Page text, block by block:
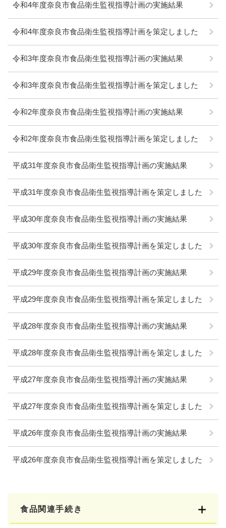
令和4年度奈良市食品衛生監視指導計画の実施結果
令和4年度奈良市食品衛生監視指導計画を策定しました
令和3年度奈良市食品衛生監視指導計画の実施結果
令和3年度奈良市食品衛生監視指導計画を策定しました
令和2年度奈良市食品衛生監視指導計画の実施結果
令和2年度奈良市食品衛生監視指導計画を策定しました
平成31年度奈良市食品衛生監視指導計画の実施結果
平成31年度奈良市食品衛生監視指導計画を策定しました
平成30年度奈良市食品衛生監視指導計画の実施結果
平成30年度奈良市食品衛生監視指導計画を策定しました
平成29年度奈良市食品衛生監視指導計画の実施結果
平成29年度奈良市食品衛生監視指導計画を策定しました
平成28年度奈良市食品衛生監視指導計画の実施結果
平成28年度奈良市食品衛生監視指導計画を策定しました
平成27年度奈良市食品衛生監視指導計画の実施結果
平成27年度奈良市食品衛生監視指導計画を策定しました
平成26年度奈良市食品衛生監視指導計画の実施結果
平成26年度奈良市食品衛生監視指導計画を策定しました
食品関連手続き